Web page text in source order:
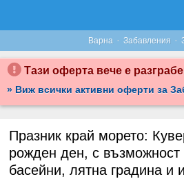
Варна · Забавления ·
Тази оферта вече е
» Виж всички активни оферти за
Празник край морето:
рожден ден, с възможност
басейни, лятна градина и